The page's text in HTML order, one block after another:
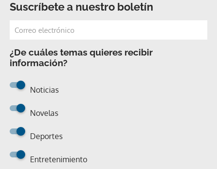
Suscríbete a nuestro boletín
¿De cuáles temas quieres recibir
información?
Noticias
Novelas
Deportes
Entretenimiento